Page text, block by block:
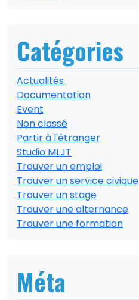
Catégories
Actualités
Documentation
Event
Non classé
Partir à l'étranger
Studio MLJT
Trouver un emploi
Trouver un service civique
Trouver un stage
Trouver une alternance
Trouver une formation
Méta